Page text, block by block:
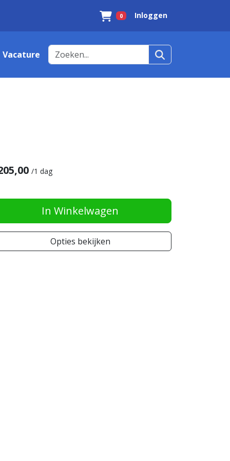
Winkelwagen
0 Inloggen
Vacature
/1 dag
In Winkelwagen
Opties bekijken